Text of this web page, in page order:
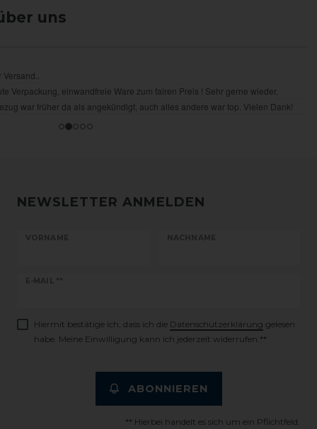
uns
NEWSLETTER ANMELDEN
VORNAME NACHNAME
E-MAIL **
Newsletter
Hiermit bestätige ich, dass ich die Daten­schutz­erklärung gelesen
habe. Meine Einwilligung kann ich jederzeit widerrufen.**
ABONNIEREN
** Hierbei handelt es sich um ein Pflichtfeld.